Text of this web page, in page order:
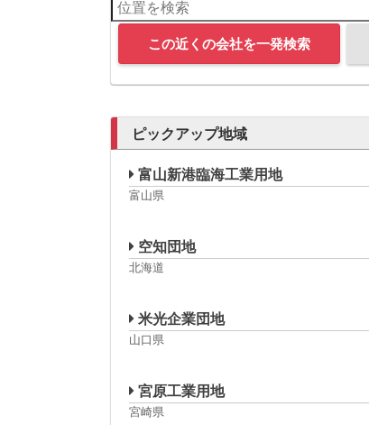
この近くの会社を一発検索
ピックアップ地域
富山新港臨海工業用地
富山県
空知団地
北海道
米光企業団地
山口県
宮原工業用地
宮崎県